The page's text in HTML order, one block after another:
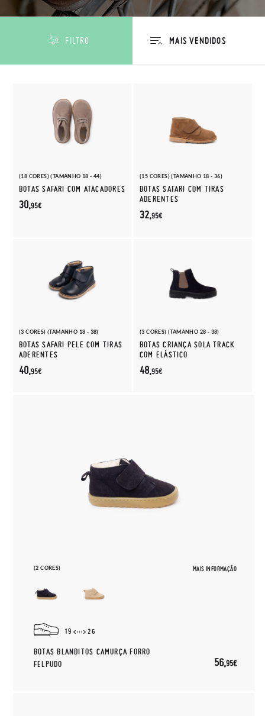
FILTRO
(18 CORES) (TAMANHO 18 - 44)
BOTAS SAFARI COM ATACADORES
30,95€
(15 CORES) (TAMANHO 18 - 36)
BOTAS SAFARI COM TIRAS
ADERENTES
32,95€
(3 CORES) (TAMANHO 18 - 38)
BOTAS SAFARI PELE COM TIRAS
ADERENTES
40,95€
(3 CORES) (TAMANHO 28 - 38)
BOTAS CRIANÇA SOLA TRACK
COM ELÁSTICO
48,95€
(2 CORES) MAIS INFORMAÇÃO
19 26
BOTAS BLANDITOS CAMURÇA FORRO
FELPUDO
56,95€